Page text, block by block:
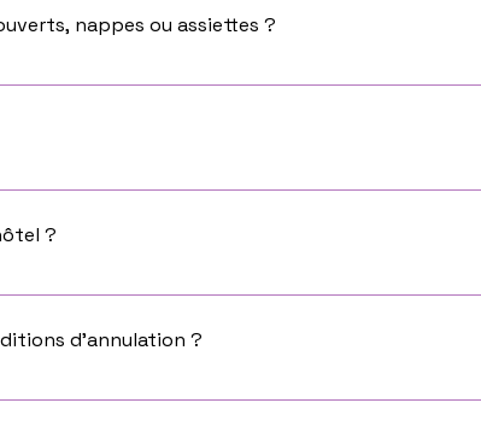
nappes ou assiettes ?
pouvez louer la vaisselle chez notre partenaire:
d'en discuter.
?
:
d’annulation ?
de votre commande. Aucune annulation